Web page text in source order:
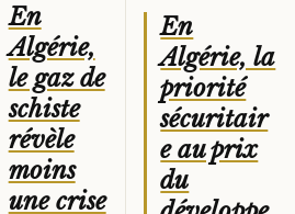
En
Algérie,
le gaz de
schiste
révèle
moins
une crise
En
Algérie, la
priorité
sécuritair
e au prix
du